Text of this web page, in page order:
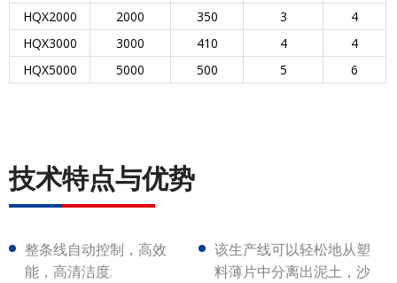
HQX2000
2000 350 3
4
HQX3000
3000 410 4
4
HQX5000
5000 500 5 6
技术特点与优势
整条线自动控制，高效
能，高清洁度;
该生产线可以轻松地从塑
料薄片中分离出泥土，沙